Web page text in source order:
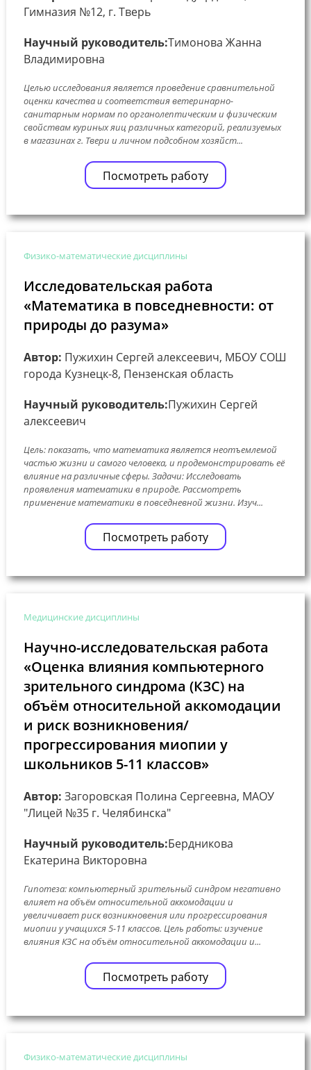
Гимназия №12, г. Тверь
Научный руководитель:Тимонова Жанна
Владимировна
Целью исследования является проведение сравнительной
оценки качества и соответствия ветеринарно-
санитарным нормам по органолептическим и физическим
свойствам куриных яиц различных категорий, реализуемых
в магазинах г. Твери и личном подсобном хозяйст...
Посмотреть работу
Физико-математические дисциплины
Исследовательская работа
«Математика в повседневности: от
природы до разума»
Автор: Пужихин Сергей алексеевич, МБОУ СОШ
города Кузнецк-8, Пензенская область
Научный руководитель:Пужихин Сергей
алексеевич
Цель: показать, что математика является неотъемлемой
частью жизни и самого человека, и продемонстрировать её
влияние на различные сферы. Задачи: Исследовать
проявления математики в природе. Рассмотреть
применение математики в повседневной жизни. Изуч...
Посмотреть работу
Медицинские дисциплины
Научно-исследовательская работа
«Оценка влияния компьютерного
зрительного синдрома (КЗС) на
объём относительной аккомодации
и риск возникновения/
прогрессирования миопии у
школьников 5-11 классов»
Автор: Загоровская Полина Сергеевна, МАОУ
"Лицей №35 г. Челябинска"
Научный руководитель:Бердникова
Екатерина Викторовна
Гипотеза: компьютерный зрительный синдром негативно
влияет на объём относительной аккомодации и
увеличивает риск возникновения или прогрессирования
миопии у учащихся 5-11 классов. Цель работы: изучение
влияния КЗС на объём относительной аккомодации и...
Посмотреть работу
Физико-математические дисциплины